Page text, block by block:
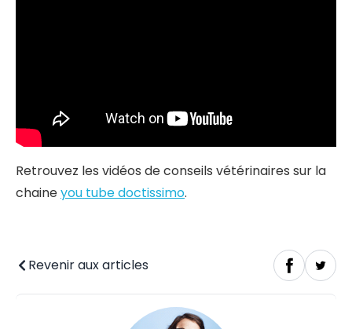
Retrouvez les vidéos de conseils vétérinaires sur la
chaineyou tube doctissimo.
Revenir aux articles